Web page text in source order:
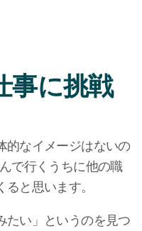
事に挑戦
的なイメージはないの
で行くうちに他の職
と思います。
たい」というのを見つ